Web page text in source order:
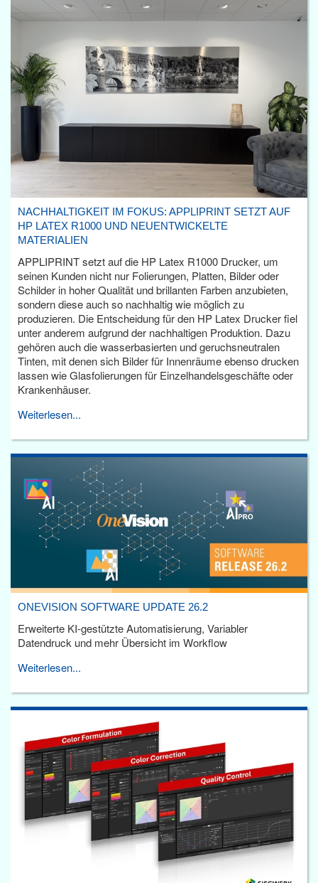
NACHHALTIGKEIT IM FOKUS: APPLIPRINT SETZT AUF
HP LATEX R1000 UND NEUENTWICKELTE
MATERIALIEN
APPLIPRINT setzt auf die HP Latex R1000 Drucker, um
seinen Kunden nicht nur Folierungen, Platten, Bilder oder
Schilder in hoher Qualität und brillanten Farben anzubieten,
sondern diese auch so nachhaltig wie möglich zu
produzieren. Die Entscheidung für den HP Latex Drucker fiel
unter anderem aufgrund der nachhaltigen Produktion. Dazu
gehören auch die wasserbasierten und geruchsneutralen
Tinten, mit denen sich Bilder für Innenräume ebenso drucken
lassen wie Glasfolierungen für Einzelhandelsgeschäfte oder
Krankenhäuser.
Weiterlesen...
ONEVISION SOFTWARE UPDATE 26.2
Erweiterte KI-gestützte Automatisierung, Variabler
Datendruck und mehr Übersicht im Workflow
Weiterlesen...